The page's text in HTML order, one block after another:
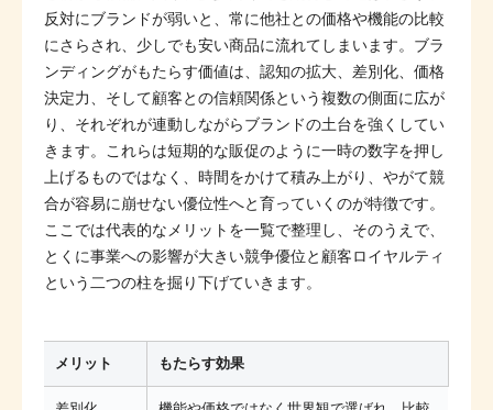
反対にブランドが弱いと、常に他社との価格や機能の比較
にさらされ、少しでも安い商品に流れてしまいます。ブラ
ンディングがもたらす価値は、認知の拡大、差別化、価格
決定力、そして顧客との信頼関係という複数の側面に広が
り、それぞれが連動しながらブランドの土台を強くしてい
きます。これらは短期的な販促のように一時の数字を押し
上げるものではなく、時間をかけて積み上がり、やがて競
合が容易に崩せない優位性へと育っていくのが特徴です。
ここでは代表的なメリットを一覧で整理し、そのうえで、
とくに事業への影響が大きい競争優位と顧客ロイヤルティ
という二つの柱を掘り下げていきます。
メリット もたらす効果